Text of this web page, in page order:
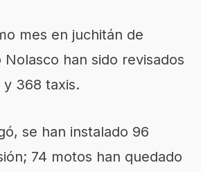
mes en juchitán de
Nolasco han sido revisados
y 368 taxis.
se han instalado 96
74 motos han quedado